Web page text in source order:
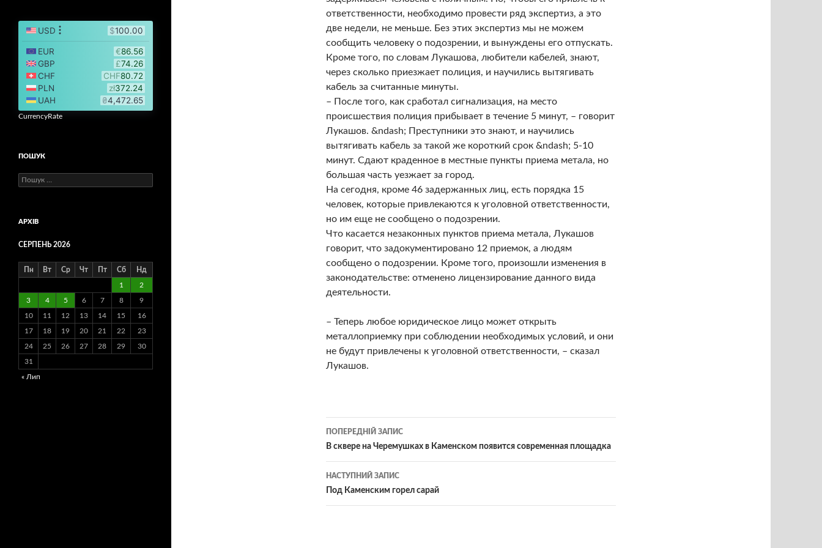
ответственности, необходимо провести ряд экспертиз, а это
две недели, не меньше. Без этих экспертиз мы не можем
сообщить человеку о подозрении, и вынуждены его отпускать.
Кроме того, по словам Лукашова, любители кабелей, знают,
через сколько приезжает полиция, и научились вытягивать
кабель за считанные минуты.
– После того, как сработал сигнализация, на место
происшествия полиция прибывает в течение 5 минут, – говорит
Лукашов. &ndash; Преступники это знают, и научились
вытягивать кабель за такой же короткий срок &ndash; 5-10
минут. Сдают краденное в местные пункты приема метала, но
большая часть уезжает за город.
На сегодня, кроме 46 задержанных лиц, есть порядка 15
человек, которые привлекаются к уголовной ответственности,
но им еще не сообщено о подозрении.
Что касается незаконных пунктов приема метала, Лукашов
говорит, что задокументировано 12 приемок, а людям
сообщено о подозрении. Кроме того, произошли изменения в
законодательстве: отменено лицензирование данного вида
деятельности.
– Теперь любое юридическое лицо может открыть
металлоприемку при соблюдении необходимых условий, и они
не будут привлечены к уголовной ответственности, – сказал
Лукашов.
Навігація
по
записам
ПОПЕРЕДНІЙ ЗАПИС
В сквере на Черемушках в Каменском появится современная площадка
НАСТУПНИЙ ЗАПИС
Под Каменским горел сарай
CurrencyRate
ПОШУК
Пошук:
АРХІВ
СЕРПЕНЬ 2026
Пн Вт Ср Чт Пт Сб Нд
1 2
3 4 5 6 7 8 9
10 11 12 13 14 15 16
17 18 19 20 21 22 23
24 25 26 27 28 29 30
31
« Лип